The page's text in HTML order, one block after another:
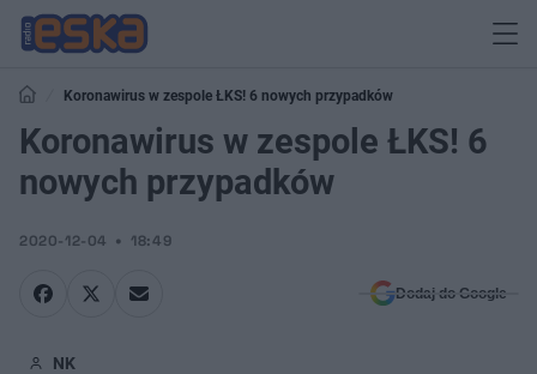
Koronawirus w zespole ŁKS! 6 nowych przypadków
Koronawirus w zespole ŁKS! 6
nowych przypadków
2020-12-04 18:49
Dodaj do Google
NK